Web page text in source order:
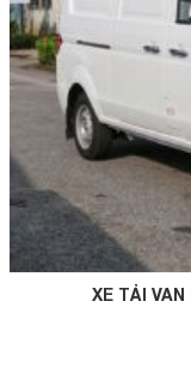
XE TẢI